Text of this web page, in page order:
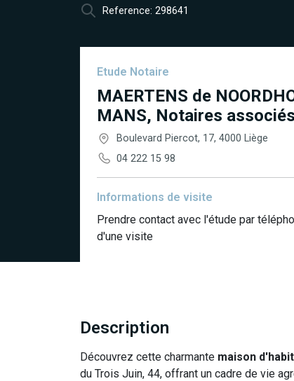
Reference: 298641
Etude Notaire
MAERTENS de
MANS, Notaires associés
Boulevard Piercot, 17, 4000 Liège
04 222 15 98
Informations de visite
Prendre contact avec l'étude par
d'une visite
Description
Découvrez cette charmante maison
du Trois Juin, 44, offrant un cadre de vie